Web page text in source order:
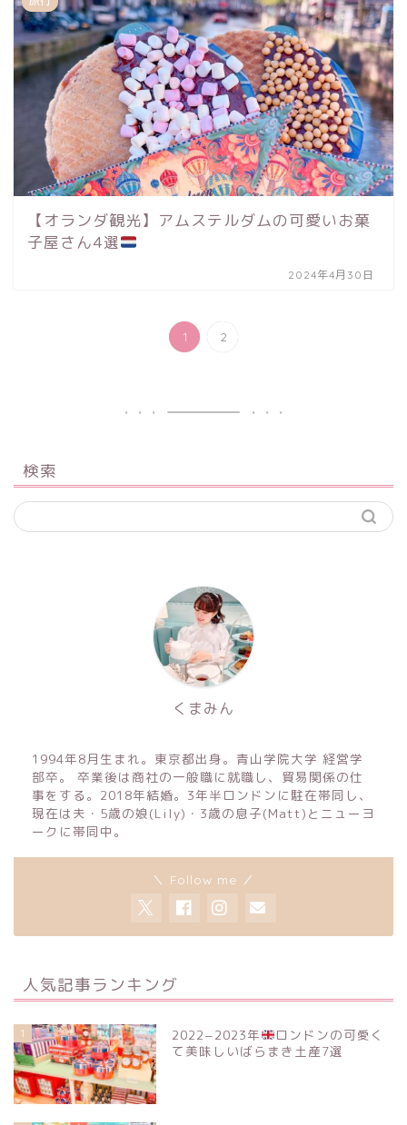
【オランダ観光】アムステルダムの可愛いお菓
子屋さん4選
2024年4月30日
1 2
検索
くまみん
1994年8月生まれ。東京都出身。青山学院大学 経営学
部卒。 卒業後は商社の一般職に就職し、貿易関係の仕
事をする。2018年結婚。3年半ロンドンに駐在帯同し、
現在は夫・5歳の娘(Lily)・3歳の息子(Matt)とニューヨ
ークに帯同中。
＼ Follow me ／
人気記事ランキング
1 2022−2023年
ロンドンの可愛く
て美味しいばらまき土産7選